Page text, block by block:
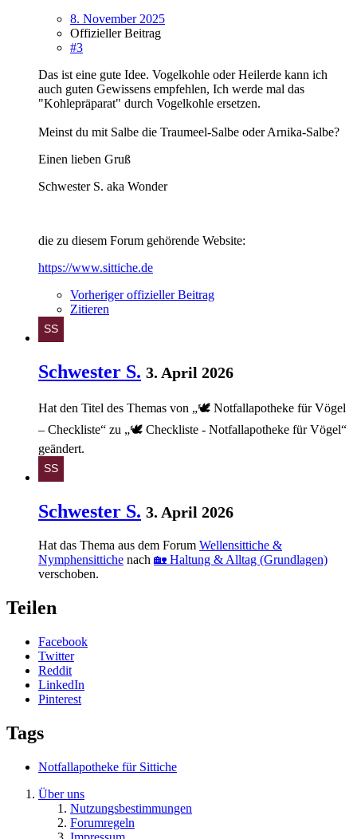
8. November 2025
Offizieller Beitrag
#3
Das ist eine gute Idee. Vogelkohle oder Heilerde kann ich
auch guten Gewissens empfehlen, Ich werde mal das
"Kohlepräparat" durch Vogelkohle ersetzen.
Meinst du mit Salbe die Traumeel-Salbe oder Arnika-Salbe?
Einen lieben Gruß
Schwester S. aka Wonder
die zu diesem Forum gehörende Website:
https://www.sittiche.de
Vorheriger offizieller Beitrag
Zitieren
Schwester S. 3. April 2026
Hat den Titel des Themas von „🕊️ Notfallapotheke für Vögel
– Checkliste“ zu „🕊️ Checkliste - Notfallapotheke für Vögel“
geändert.
Schwester S. 3. April 2026
Hat das Thema aus dem Forum Wellensittiche &
Nymphensittiche nach 🏡 Haltung & Alltag (Grundlagen)
verschoben.
Teilen
Facebook
Twitter
Reddit
LinkedIn
Pinterest
Tags
Notfallapotheke für Sittiche
Über uns
Nutzungsbestimmungen
Forumregeln